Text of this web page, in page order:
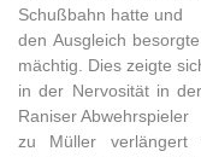
Schußbahn hatte und
den Ausgleich
mächtig. Dies zeigte
in der Nervosität in
Raniser Abwehrspieler
zu Müller verlängert